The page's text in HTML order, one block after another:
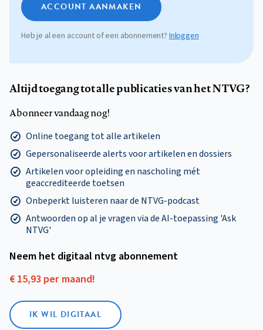
ACCOUNT AANMAKEN
Heb je al een account of een abonnement?Inloggen
Altijd toegang tot alle publicaties van het NTVG?
Abonneer vandaag nog!
Online toegang tot alle artikelen
Gepersonaliseerde alerts voor artikelen en dossiers
Artikelen voor opleiding en nascholing mét
geaccrediteerde toetsen
Onbeperkt luisteren naar de NTVG-podcast
Antwoorden op al je vragen via de AI-toepassing 'Ask
NTVG'
Neem het digitaal ntvg abonnement
€ 15,93 per maand!
IK WIL DIGITAAL